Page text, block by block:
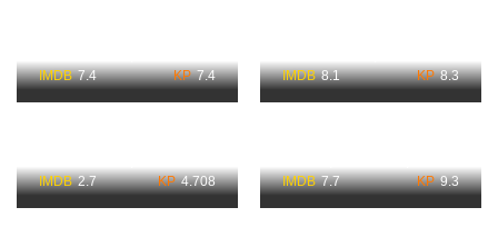
7.4 7.4 8.1 8.3
2.7 4.708 7.7 9.3